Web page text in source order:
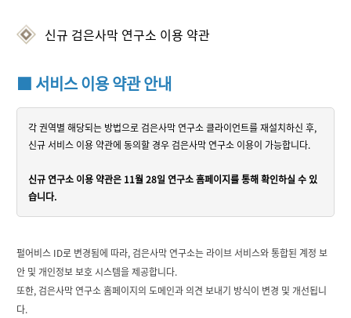
신규 검은사막 연구소 이용 약관
■ 서비스 이용 약관 안내
각 권역별 해당되는 방법으로 검은사막 연구소 클라이언트를 재설치하신 후,
신규 서비스 이용 약관에 동의할 경우 검은사막 연구소 이용이 가능합니다.
신규 연구소 이용 약관은 11월 28일 연구소 홈페이지를 통해 확인하실 수 있
습니다.
펄어비스 ID로 변경됨에 따라, 검은사막 연구소는 라이브 서비스와 통합된 계정 보
안 및 개인정보 보호 시스템을 제공합니다.
또한, 검은사막 연구소 홈페이지의 도메인과 의견 보내기 방식이 변경 및 개선됩니
다.